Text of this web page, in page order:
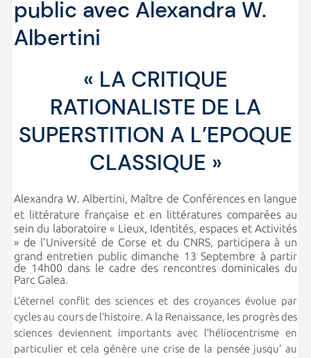
public avec Alexandra W.
Albertini
« LA CRITIQUE
RATIONALISTE DE LA
SUPERSTITION A L’EPOQUE
CLASSIQUE »
Alexandra W. Albertini, Maître de Conférences en langue
et littérature française et en littératures comparées au
sein du laboratoire « Lieux, Identités, espaces et Activités
» de l’Université de Corse et du CNRS, participera à un
grand entretien public dimanche 13 Septembre à partir
de 14h00 dans le cadre des rencontres dominicales du
Parc Galea.
L’éternel conflit des sciences et des croyances évolue par
cycles au cours de l’histoire. A la Renaissance, les progrès des
sciences deviennent importants avec l’héliocentrisme en
particulier et cela génère une crise de la pensée jusqu’ au